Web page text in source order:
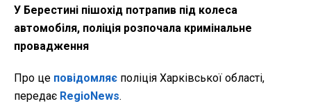
У Берестині пішохід потрапив під колеса
автомобіля, поліція розпочала кримінальне
провадження
Про це повідомляє поліція Харківської області,
передає RegioNews.